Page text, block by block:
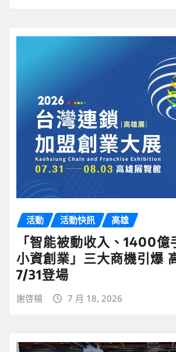
活動 活動快訊 高雄
「智能被動收入、1400億
小資創業」三大商機引爆
7/31登場
謝啓楊 7 月 18, 2026